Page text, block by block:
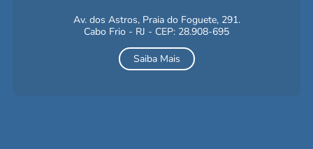
Av. dos Astros, Praia do Foguete, 291.
Cabo Frio - RJ - CEP: 28.908-695
Saiba Mais